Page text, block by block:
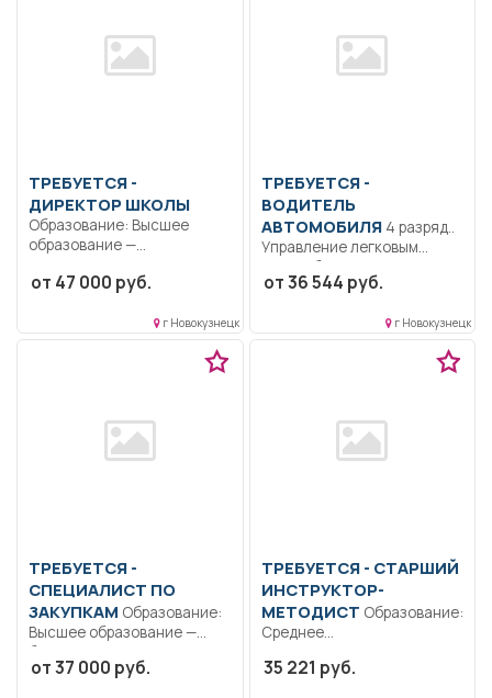
ТРЕБУЕТСЯ -
ДИРЕКТОР ШКОЛЫ
Образование: Высшее
образование —
магистратура..
от 47 000 руб.
г Новокузнецк
ТРЕБУЕТСЯ -
ВОДИТЕЛЬ
АВТОМОБИЛЯ4 разряд..
Управление легковым
автомобилем; перевозка
грузов, приемка и...
от 36 544 руб.
г Новокузнецк
ТРЕБУЕТСЯ -
СПЕЦИАЛИСТ ПО
ЗАКУПКАМ
Высшее образование —
бакалавриат.. Составление
закупочную документацию,
от 37 000 руб.
ТРЕБУЕТСЯ - СТАРШИЙ
ИНСТРУКТОР-
МЕТОДИСТ
Среднее
образование..
35 221 руб.